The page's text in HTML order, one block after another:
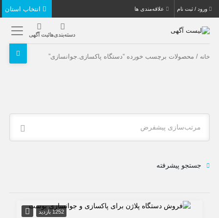
ورود / ثبت نام علاقه‌مندی ها
دسته‌بندی‌هاثبت آگهی
خانه / محصولات برچسب خورده “دستگاه پاکسازی.جوانسازی”
مرتب‌سازی پیشفرض
جستجو پیشرفته
1252 بازدید